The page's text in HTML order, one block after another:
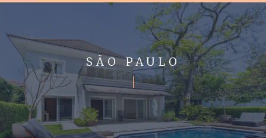
SÃO PAULO